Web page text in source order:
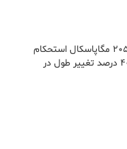
خواص مکانیکی گریدهای ۳۱۰/۳۱۰S شامل ۲۰۵ مگاپاسکال استحکام
تسلیم، ۵۲۰ مگاپاسکال استحکام کششی، ۴۰ درصد تغییر طول در